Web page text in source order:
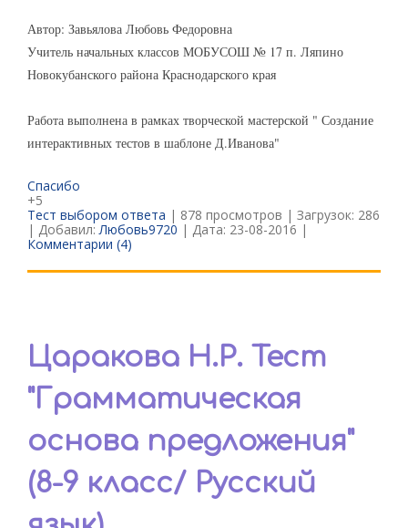
Автор: Завьялова Любовь Федоровна
Учитель начальных классов МОБУСОШ № 17 п. Ляпино
Новокубанского района Краснодарского края
Работа выполнена в рамках творческой мастерской " Создание
интерактивных тестов в шаблоне Д.Иванова"
Спасибо
+5
Тест выбором ответа | 878 просмотров | Загрузок: 286
| Добавил:Любовь9720 | Дата: 23-08-2016 |
Комментарии (4)
Царакова Н.Р. Тест
"Грамматическая
основа предложения"
(8-9 класс/ Русский